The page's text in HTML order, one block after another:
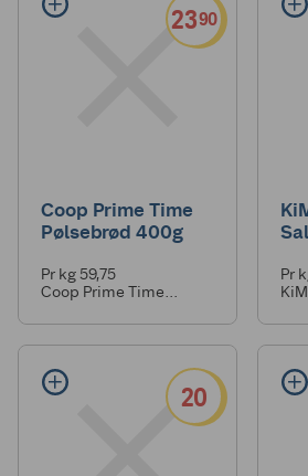
2390
Coop Prime Time
Pølsebrød 400g
Pr kg 59,75
Coop Prime Time
Pr
20